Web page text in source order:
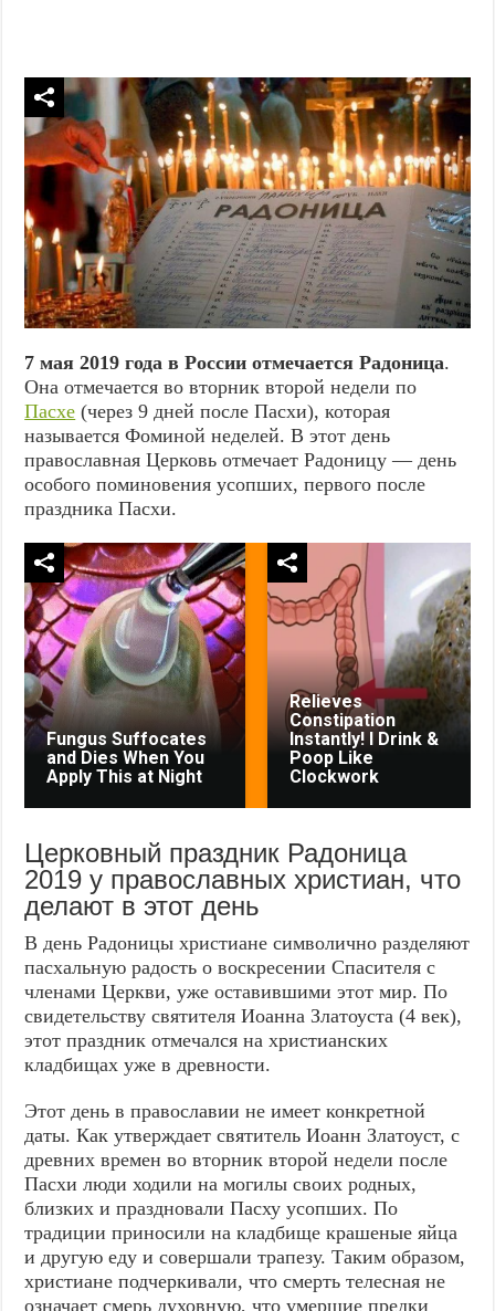
7 мая 2019 года в России отмечается Радоница.
Она отмечается во вторник второй недели по
Пасхе (через 9 дней после Пасхи), которая
называется Фоминой неделей. В этот день
православная Церковь отмечает Радоницу — день
особого поминовения усопших, первого после
праздника Пасхи.
Fungus Suffocates
and Dies When You
Apply This at Night
Relieves
Constipation
Instantly! I Drink &
Poop Like
Clockwork
Церковный праздник Радоница
2019 у православных христиан, что
делают в этот день
В день Радоницы христиане символично разделяют
пасхальную радость о воскресении Спасителя с
членами Церкви, уже оставившими этот мир. По
свидетельству святителя Иоанна Златоуста (4 век),
этот праздник отмечался на христианских
кладбищах уже в древности.
Этот день в православии не имеет конкретной
даты. Как утверждает святитель Иоанн Златоуст, с
древних времен во вторник второй недели после
Пасхи люди ходили на могилы своих родных,
близких и праздновали Пасху усопших. По
традиции приносили на кладбище крашеные яйца
и другую еду и совершали трапезу. Таким образом,
христиане подчеркивали, что смерть телесная не
означает смерь духовную, что умершие предки